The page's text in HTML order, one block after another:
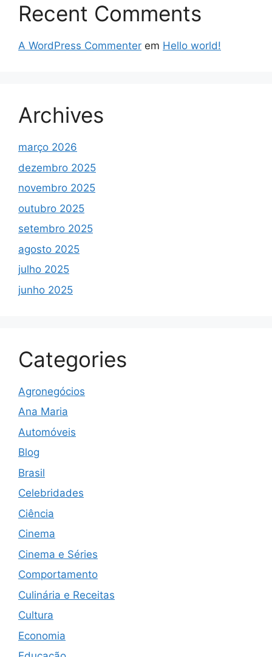
Recent Comments
A WordPress Commenter em Hello world!
Archives
março 2026
dezembro 2025
novembro 2025
outubro 2025
setembro 2025
agosto 2025
julho 2025
junho 2025
Categories
Agronegócios
Ana Maria
Automóveis
Blog
Brasil
Celebridades
Ciência
Cinema
Cinema e Séries
Comportamento
Culinária e Receitas
Cultura
Economia